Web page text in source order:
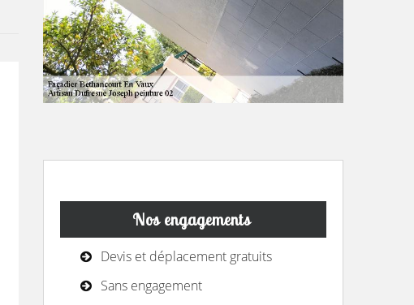
Nos engagements
Devis et déplacement gratuits
Sans engagement